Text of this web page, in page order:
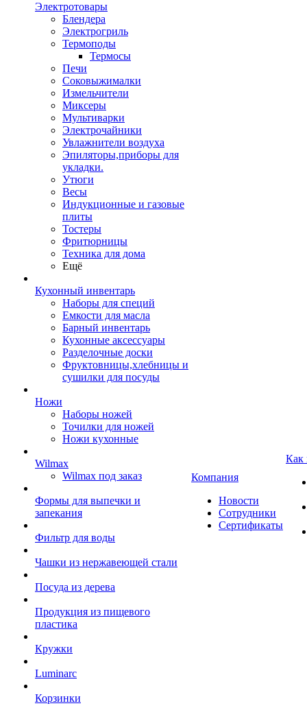
Электротовары
Блендера
Электрогриль
Термоподы
Термосы
Печи
Соковыжималки
Измельчители
Миксеры
Мультиварки
Электрочайники
Увлажнители воздуха
Эпиляторы,приборы для
укладки.
Утюги
Весы
Индукционные и газовые
плиты
Тостеры
Фритюрницы
Техника для дома
Ещё
Кухонный инвентарь
Наборы для специй
Емкости для масла
Барный инвентарь
Кухонные аксессуары
Разделочные доски
Фруктовницы,хлебницы и
сушилки для посуды
Ножи
Наборы ножей
Точилки для ножей
Ножи кухонные
Wilmax
Wilmax под заказ
Формы для выпечки и
запекания
Фильтр для воды
Чашки из нержавеющей стали
Посуда из дерева
Продукция из пищевого
пластика
Кружки
Luminarc
Корзинки
Компания
Новости
Сотрудники
Сертификаты
Как